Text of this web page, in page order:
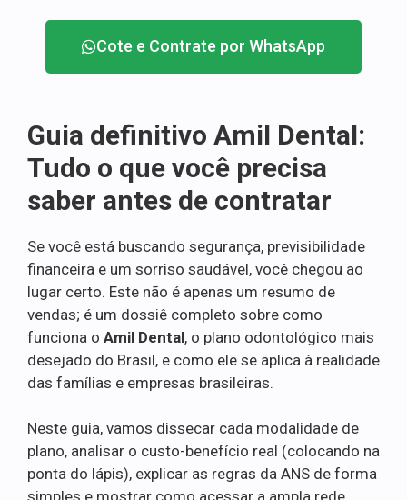
Cote e Contrate por WhatsApp
Guia definitivo Amil Dental:
Tudo o que você precisa
saber antes de contratar
Se você está buscando segurança, previsibilidade
financeira e um sorriso saudável, você chegou ao
lugar certo. Este não é apenas um resumo de
vendas; é um dossiê completo sobre como
funciona o Amil Dental, o plano odontológico mais
desejado do Brasil, e como ele se aplica à realidade
das famílias e empresas brasileiras.
Neste guia, vamos dissecar cada modalidade de
plano, analisar o custo-benefício real (colocando na
ponta do lápis), explicar as regras da ANS de forma